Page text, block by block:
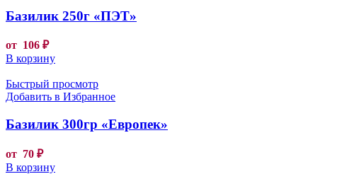
Базилик 250г «ПЭТ»
от 106 ₽
В корзину
Быстрый просмотр
Добавить в Избранное
Базилик 300гр «Европек»
от 70 ₽
В корзину